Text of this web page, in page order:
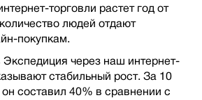
торговли растет год от
людей отдают
покупкам.
через наш интернет-
стабильный рост. За 10
составил 40% в сравнении с